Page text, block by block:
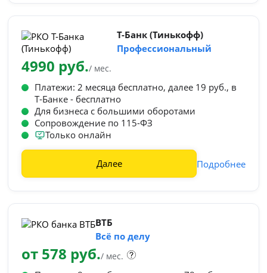
Т-Банк (Тинькофф)
Профессиональный
4990 руб./ мес.
Платежи: 2 месяца бесплатно, далее 19 руб., в
Т‑Банке - бесплатно
Для бизнеса с большими оборотами
Сопровождение по 115-ФЗ
Только онлайн
Далее Подробнее
ВТБ
Всё по делу
от 578 руб./ мес.